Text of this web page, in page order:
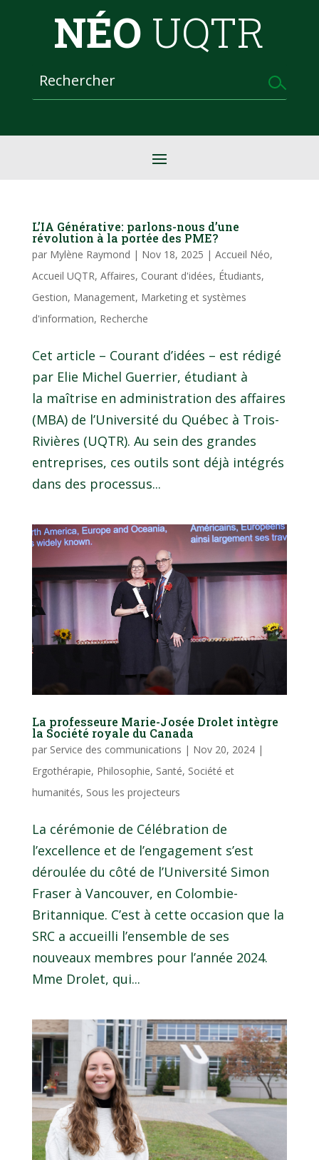
NÉO UQTR
L’IA Générative: parlons-nous d’une
révolution à la portée des PME?
par Mylène Raymond | Nov 18, 2025 | Accueil Néo,
Accueil UQTR, Affaires, Courant d'idées, Étudiants,
Gestion, Management, Marketing et systèmes
d'information, Recherche
Cet article – Courant d’idées – est rédigé
par Elie Michel Guerrier, étudiant à
la maîtrise en administration des affaires
(MBA) de l’Université du Québec à Trois-
Rivières (UQTR). Au sein des grandes
entreprises, ces outils sont déjà intégrés
dans des processus...
La professeure Marie-Josée Drolet intègre
la Société royale du Canada
par Service des communications | Nov 20, 2024|
Ergothérapie, Philosophie, Santé, Société et
humanités, Sous les projecteurs
La cérémonie de Célébration de
l’excellence et de l’engagement s’est
déroulée du côté de l’Université Simon
Fraser à Vancouver, en Colombie-
Britannique. C’est à cette occasion que la
SRC a accueilli l’ensemble de ses
nouveaux membres pour l’année 2024.
Mme Drolet, qui...